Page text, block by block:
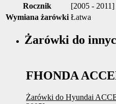
Rocznik
[2005 - 2011]
Wymiana żarówki Łatwa
Żarówki do
FHONDA
Żarówki do Hyundai